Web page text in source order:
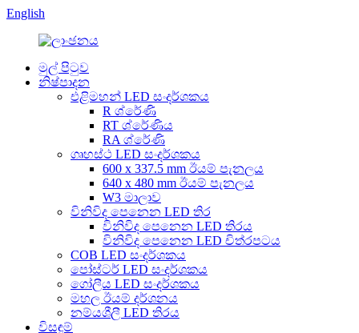
English
මුල් පිටුව
නිෂ්පාදන
එළිමහන් LED සංදර්ශකය
R ශ්රේණි
RT ශ්රේණිය
RA ශ්රේණි
ගෘහස්ථ LED සංදර්ශකය
600 x 337.5 mm ඊයම් පැනලය
640 x 480 mm ඊයම් පැනලය
W3 මාලාව
විනිවිද පෙනෙන LED තිර
විනිවිද පෙනෙන LED තිරය
විනිවිද පෙනෙන LED චිත්රපටය
COB LED සංදර්ශකය
පෝස්ටර් LED සංදර්ශකය
ගෝලීය LED ​​සංදර්ශකය
මහල ඊයම් දර්ශනය
නම්යශීලී LED තිරය
විසඳුම්